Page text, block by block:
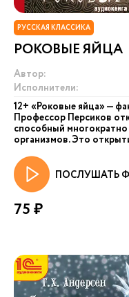
РУССКАЯ КЛАССИКА
РОКОВЫЕ ЯЙЦА
Автор:
Исполнители:
12+ «Роковые яйца» —
Профессор Персиков
способный
организмов. Это
ПОСЛУШАТЬ
75 ₽